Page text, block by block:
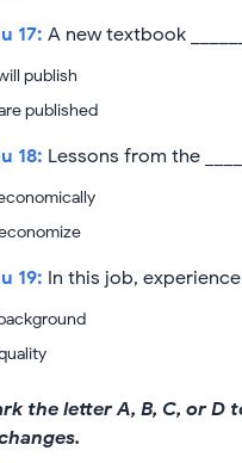
17: A new textbook
publish
published
18: Lessons from the
19: In this job,
the letter A, B, C, or